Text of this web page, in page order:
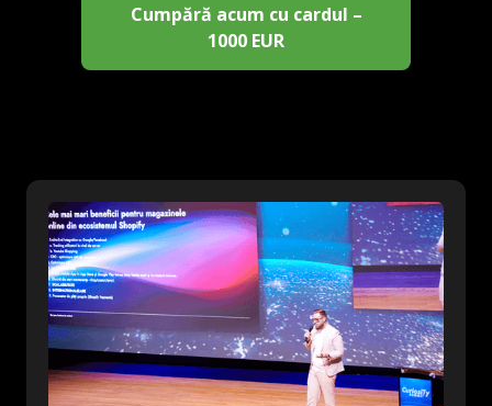
Cumpără acum cu cardul –
1000 EUR